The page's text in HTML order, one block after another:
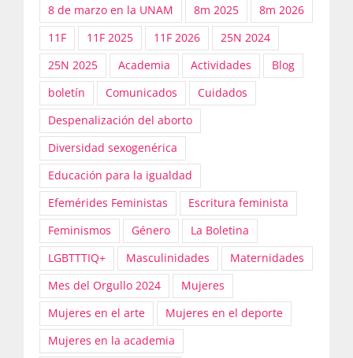
8 de marzo en la UNAM 8m 2025
8m 2026
11F
11F 2025 11F 2026
25N 2024
25N 2025
Academia Actividades
Blog
boletín
Comunicados
Cuidados
Despenalización del aborto
Diversidad sexogenérica
Educación para la igualdad
Efemérides Feministas
Escritura feminista
Feminismos
Género
La Boletina
LGBTTTIQ+
Masculinidades
Maternidades
Mes del Orgullo 2024
Mujeres
Mujeres en el arte
Mujeres en el deporte
Mujeres en la academia